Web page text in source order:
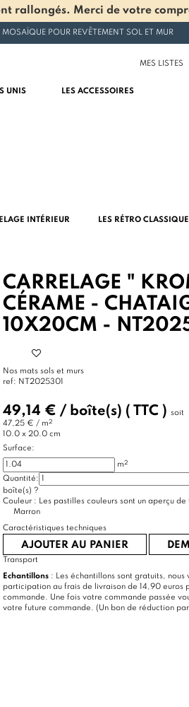
rallongés. Merci de votre
POUR REVÊTEMENT SOL ET MUR
MES LISTES
UNIS LES ACCESSOIRES
INTÉRIEUR LES RÉTRO
CARRELAGE "
CÉRAME -
10X20CM -
Nos mats sols et murs
ref: NT2025301
49,14 € / boîte(s) ( TTC ) soit
47,25 € / m2
10.0 x 20.0 cm
Surface:
m2
Quantité:
boîte(s) ?
Couleur : Les pastilles couleurs sont un aperçu
Marron
Caractéristiques techniques
AJOUTER AU PANIER
Transport
Echantillons: Les échantillons sont gratuits, nous
participation au frais de livraison de 14,90 euros
commande. Une fois votre commande passée
votre future commande. (Un bon de réduction